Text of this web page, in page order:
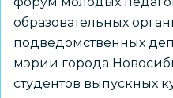
образовательных
подведомственных
мэрии города
студентов выпускных